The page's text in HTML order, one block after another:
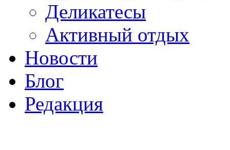
Деликатесы
Активный отдых
Новости
Блог
Редакция